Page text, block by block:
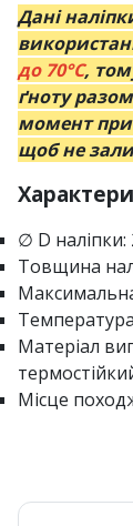
Дані
до 70°C,
ґноту
момент при
щоб не
∅ D
Товщина
Матеріал
Місце